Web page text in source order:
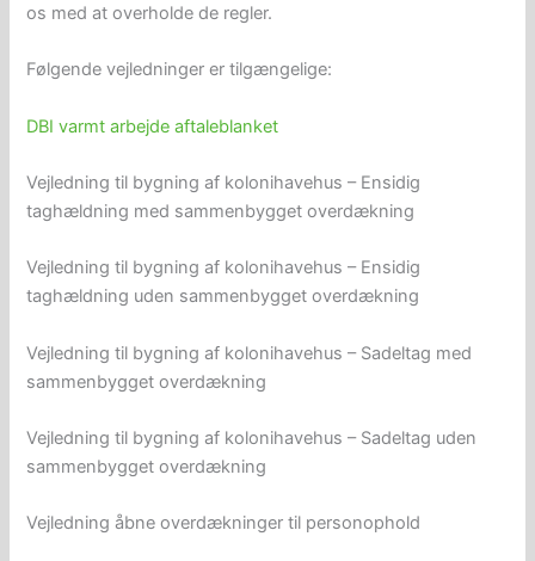
os med at overholde de regler.
Følgende vejledninger er tilgængelige:
DBI varmt arbejde aftaleblanket
Vejledning til bygning af kolonihavehus – Ensidig
taghældning med sammenbygget overdækning
Vejledning til bygning af kolonihavehus – Ensidig
taghældning uden sammenbygget overdækning
Vejledning til bygning af kolonihavehus – Sadeltag med
sammenbygget overdækning
Vejledning til bygning af kolonihavehus – Sadeltag uden
sammenbygget overdækning
Vejledning åbne overdækninger til personophold